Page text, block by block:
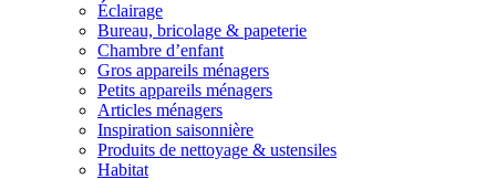
Éclairage
Bureau, bricolage & papeterie
Chambre d’enfant
Gros appareils ménagers
Petits appareils ménagers
Articles ménagers
Inspiration saisonnière
Produits de nettoyage & ustensiles
Habitat